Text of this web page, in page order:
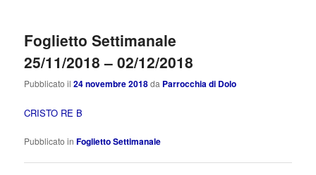
Foglietto Settimanale
25/11/2018 – 02/12/2018
Pubblicato il24 novembre 2018da Parrocchia di Dolo
CRISTO RE B
Pubblicato in Foglietto Settimanale